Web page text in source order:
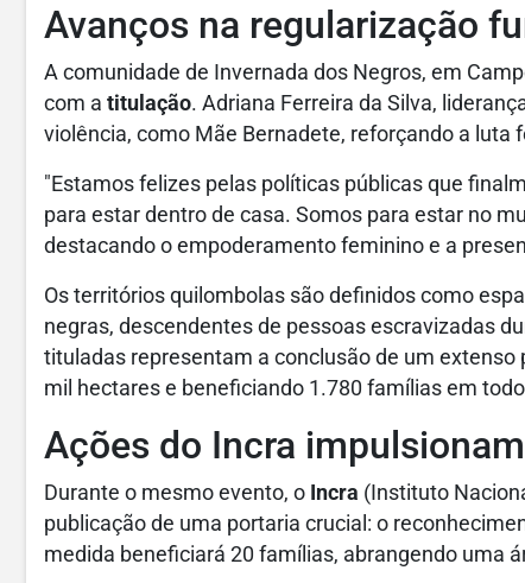
Avanços na regularização
A comunidade de Invernada dos Negros, em
com a titulação. Adriana Ferreira da Silva,
violência, como Mãe Bernadete, reforçando a luta
"Estamos felizes pelas políticas públicas que
para estar dentro de casa. Somos para estar no
destacando o empoderamento feminino e a
Os territórios quilombolas são definidos como
negras, descendentes de pessoas escravizadas
tituladas representam a conclusão de um extenso
mil hectares e beneficiando 1.780 famílias em
Ações do Incra
Durante o mesmo evento, o Incra (Instituto
publicação de uma portaria crucial: o
medida beneficiará 20 famílias, abrangendo uma